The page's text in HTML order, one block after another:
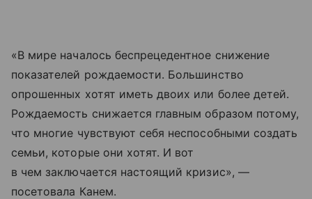
«В мире началось беспрецедентное снижение
показателей рождаемости. Большинство
опрошенных хотят иметь двоих или более детей.
Рождаемость снижается главным образом потому,
что многие чувствуют себя неспособными создать
семьи, которые они хотят. И вот
в чем заключается настоящий кризис», —
посетовала Канем.